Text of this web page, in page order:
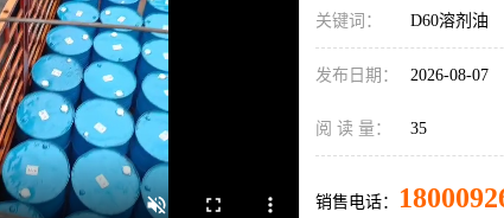
关键词： D60溶剂油
发布日期： 2026-08-07
阅 读 量： 35
销售电话：